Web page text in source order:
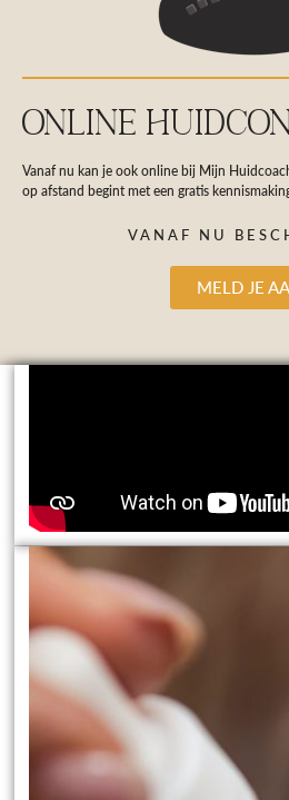
VANAF NU
MELD JE
ONLINE
Vanaf nu kan je ook online bij Mijn
op afstand begint met een gratis